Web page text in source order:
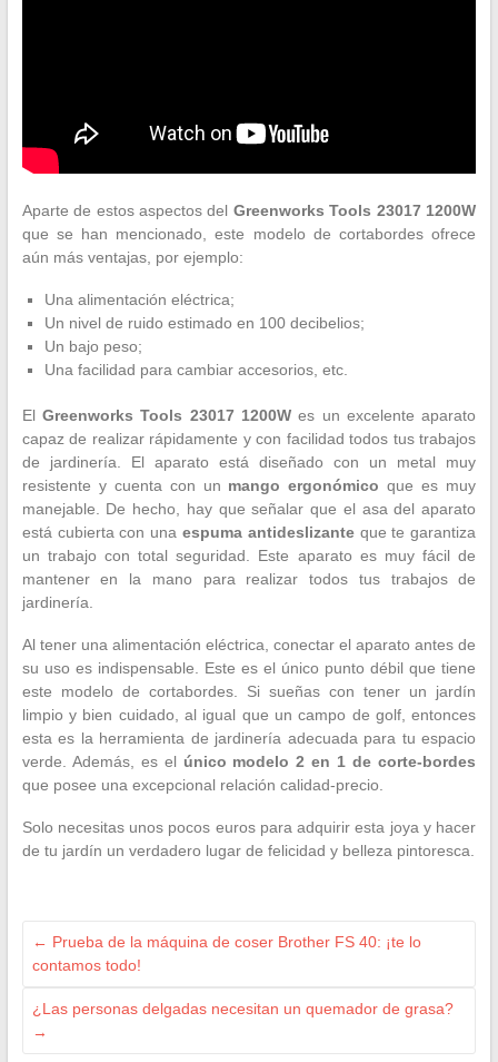
Aparte de estos aspectos del Greenworks Tools 23017 1200W
que se han mencionado, este modelo de cortabordes ofrece
aún más ventajas, por ejemplo:
Una alimentación eléctrica;
Un nivel de ruido estimado en 100 decibelios;
Un bajo peso;
Una facilidad para cambiar accesorios, etc.
ElGreenworks Tools 23017 1200W es un excelente aparato
capaz de realizar rápidamente y con facilidad todos tus trabajos
de jardinería. El aparato está diseñado con un metal muy
resistente y cuenta con un mango ergonómico que es muy
manejable. De hecho, hay que señalar que el asa del aparato
está cubierta con una espuma antideslizanteque te garantiza
un trabajo con total seguridad. Este aparato es muy fácil de
mantener en la mano para realizar todos tus trabajos de
jardinería.
Al tener una alimentación eléctrica, conectar el aparato antes de
su uso es indispensable. Este es el único punto débil que tiene
este modelo de cortabordes. Si sueñas con tener un jardín
limpio y bien cuidado, al igual que un campo de golf, entonces
esta es la herramienta de jardinería adecuada para tu espacio
verde. Además, es el único modelo 2 en 1 de corte-bordes
que posee una excepcional relación calidad-precio.
Solo necesitas unos pocos euros para adquirir esta joya y hacer
de tu jardín un verdadero lugar de felicidad y belleza pintoresca.
← Prueba de la máquina de coser Brother FS 40: ¡te lo
contamos todo!
¿Las personas delgadas necesitan un quemador de grasa?
→